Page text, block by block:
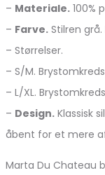
– Materiale. 100%
– Farve. Stilren
– Størrelser.
– S/M.
– L/XL.
– Design. Klassisk
åbent for et mere
Marta Du Chateau